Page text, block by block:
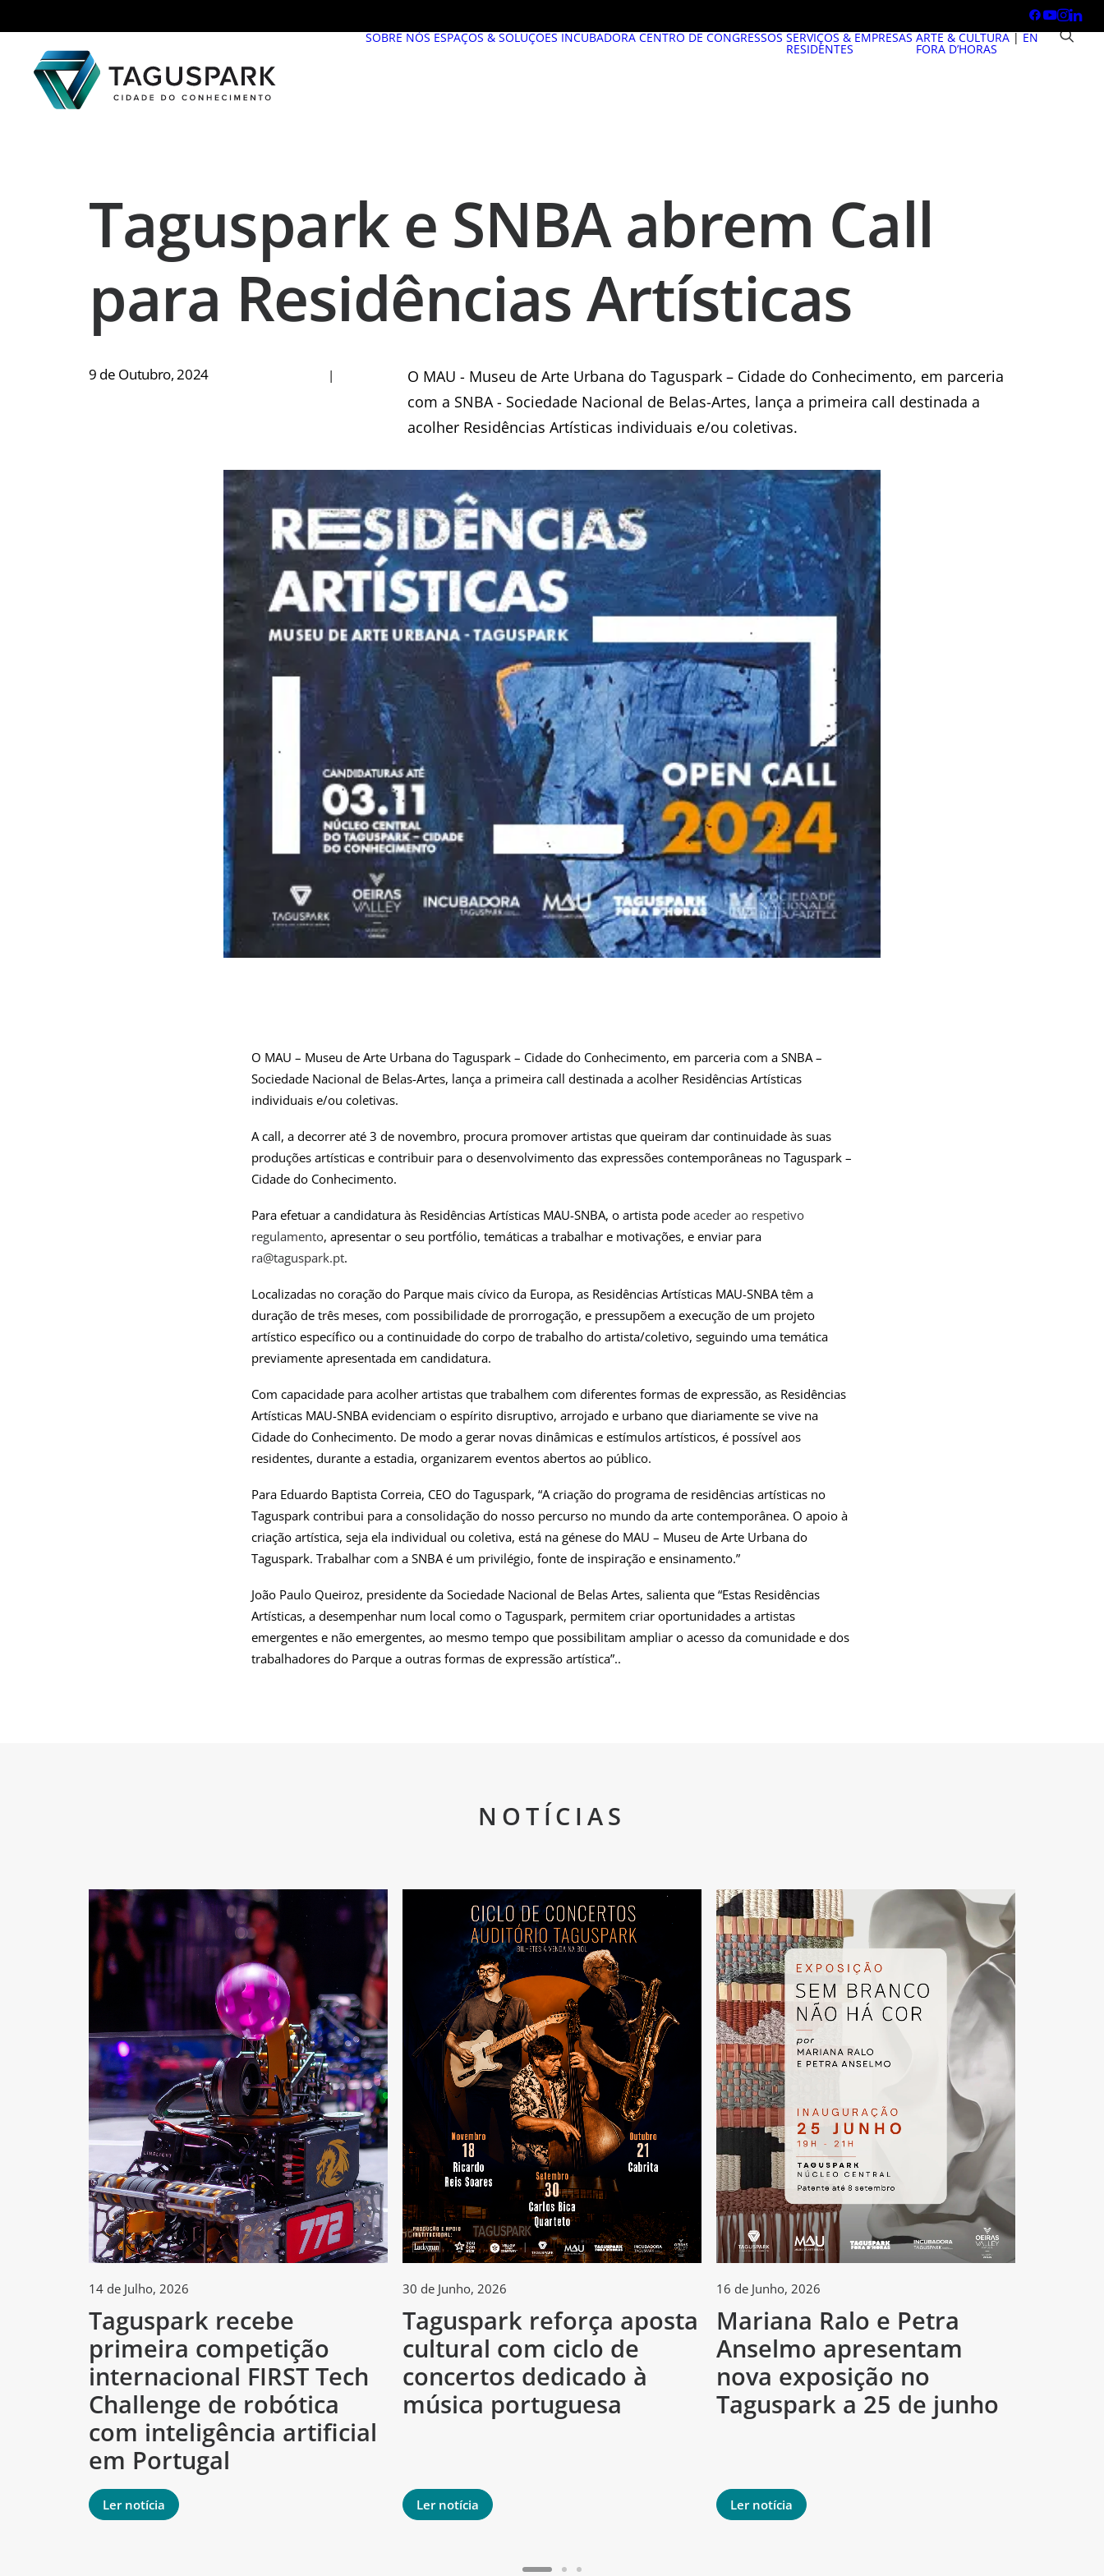
SOBRE NÓS ESPAÇOS & SOLUÇÕES INCUBADORA CENTRO DE CONGRESSOS SERVIÇOS & EMPRESAS
RESIDENTES
ARTE & CULTURA
FORA D’HORAS
| EN
Taguspark e SNBA abrem Call
para Residências Artísticas
9 de Outubro, 2024 |
O MAU - Museu de Arte Urbana do Taguspark – Cidade do Conhecimento, em parceria
com a SNBA - Sociedade Nacional de Belas-Artes, lança a primeira call destinada a
acolher Residências Artísticas individuais e/ou coletivas.
O MAU – Museu de Arte Urbana do Taguspark – Cidade do Conhecimento, em parceria com a SNBA –
Sociedade Nacional de Belas-Artes, lança a primeira call destinada a acolher Residências Artísticas
individuais e/ou coletivas.
A call, a decorrer até 3 de novembro, procura promover artistas que queiram dar continuidade às suas
produções artísticas e contribuir para o desenvolvimento das expressões contemporâneas no Taguspark –
Cidade do Conhecimento.
Para efetuar a candidatura às Residências Artísticas MAU-SNBA, o artista pode aceder ao respetivo
regulamento, apresentar o seu portfólio, temáticas a trabalhar e motivações, e enviar para
ra@taguspark.pt.
Localizadas no coração do Parque mais cívico da Europa, as Residências Artísticas MAU-SNBA têm a
duração de três meses, com possibilidade de prorrogação, e pressupõem a execução de um projeto
artístico específico ou a continuidade do corpo de trabalho do artista/coletivo, seguindo uma temática
previamente apresentada em candidatura.
Com capacidade para acolher artistas que trabalhem com diferentes formas de expressão, as Residências
Artísticas MAU-SNBA evidenciam o espírito disruptivo, arrojado e urbano que diariamente se vive na
Cidade do Conhecimento. De modo a gerar novas dinâmicas e estímulos artísticos, é possível aos
residentes, durante a estadia, organizarem eventos abertos ao público.
Para Eduardo Baptista Correia, CEO do Taguspark, “A criação do programa de residências artísticas no
Taguspark contribui para a consolidação do nosso percurso no mundo da arte contemporânea. O apoio à
criação artística, seja ela individual ou coletiva, está na génese do MAU – Museu de Arte Urbana do
Taguspark. Trabalhar com a SNBA é um privilégio, fonte de inspiração e ensinamento.”
João Paulo Queiroz, presidente da Sociedade Nacional de Belas Artes, salienta que “Estas Residências
Artísticas, a desempenhar num local como o Taguspark, permitem criar oportunidades a artistas
emergentes e não emergentes, ao mesmo tempo que possibilitam ampliar o acesso da comunidade e dos
trabalhadores do Parque a outras formas de expressão artística”..
NOTÍCIAS
14 de Julho, 2026
Taguspark recebe
primeira competição
internacional FIRST Tech
Challenge de robótica
com inteligência artificial
em Portugal
Ler notícia
30 de Junho, 2026
Taguspark reforça aposta
cultural com ciclo de
concertos dedicado à
música portuguesa
Ler notícia
16 de Junho, 2026
Mariana Ralo e Petra
Anselmo apresentam
nova exposição no
Taguspark a 25 de junho
Ler notícia